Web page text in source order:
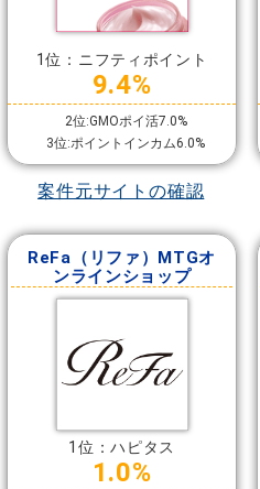
1位：ニフティポイント
9.4%
2位:GMOポイ活7.0%
3位:ポイントインカム6.0%
案件元サイトの確認
ReFa（リファ）MTGオ
ンラインショップ
1位：ハピタス
1.0%